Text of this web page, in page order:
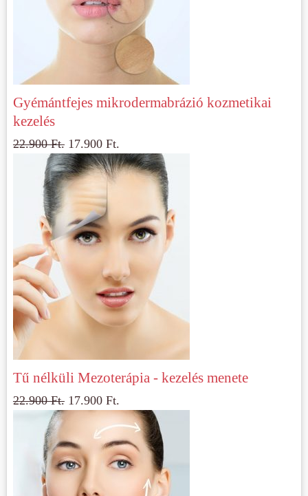
Gyémántfejes mikrodermabrázió kozmetikai
kezelés
22.900Ft. 17.900Ft.
Tű nélküli Mezoterápia - kezelés menete
22.900Ft. 17.900Ft.